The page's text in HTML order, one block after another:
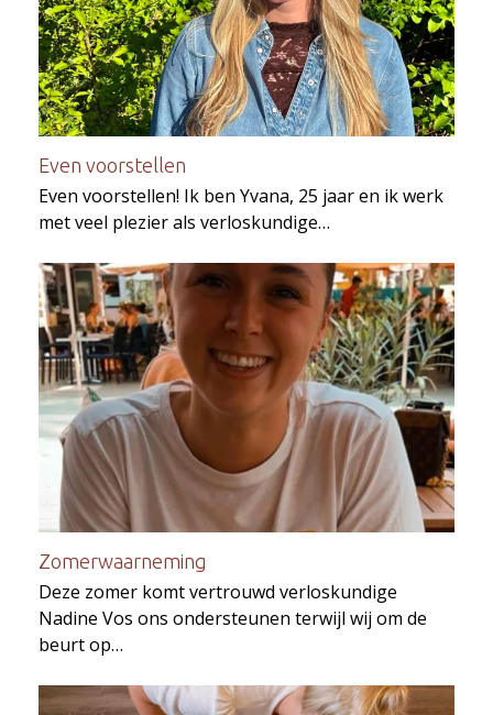
Even voorstellen
Even voorstellen! Ik ben Yvana, 25 jaar en ik werk
met veel plezier als verloskundige…
Zomerwaarneming
Deze zomer komt vertrouwd verloskundige
Nadine Vos ons ondersteunen terwijl wij om de
beurt op…